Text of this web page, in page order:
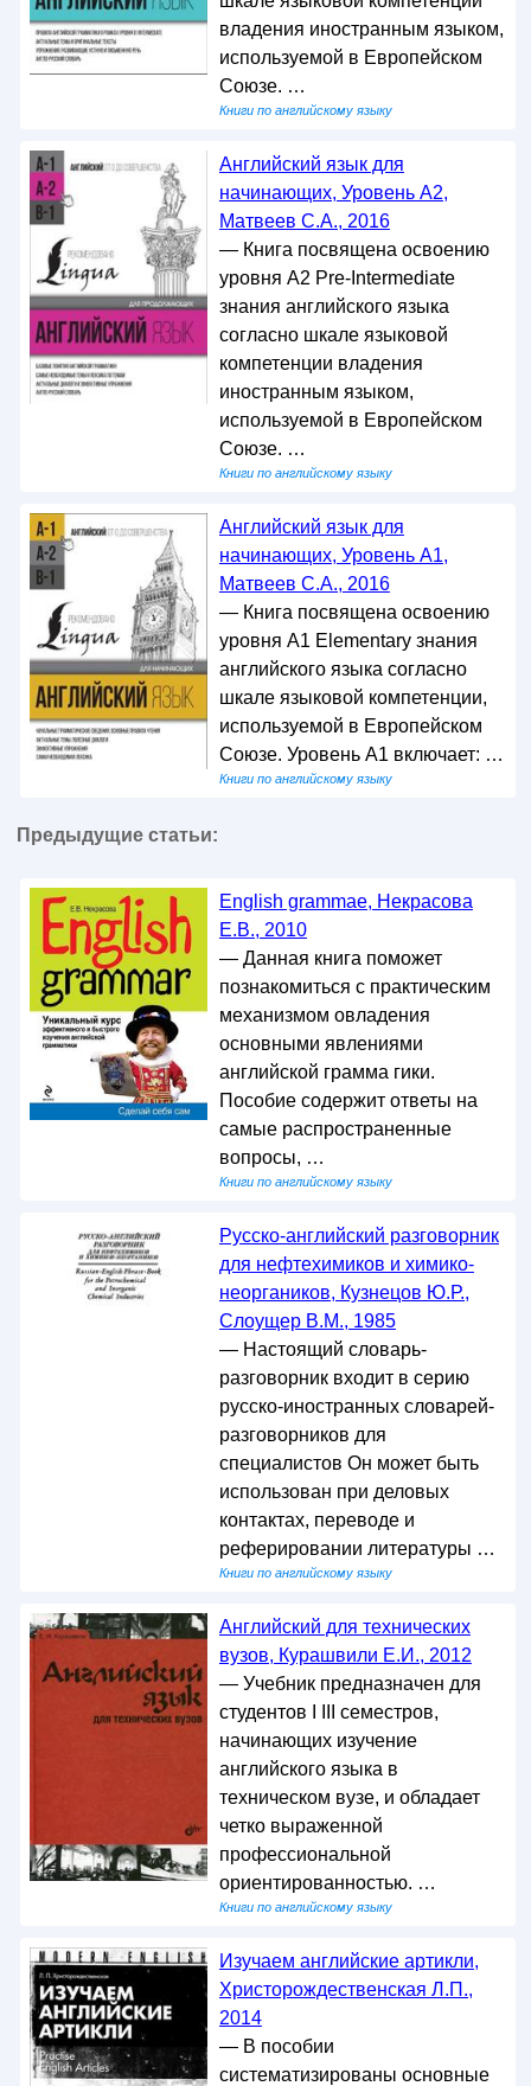
владения иностранным языком,
используемой в Европейском
Союзе. …
Книги по английскому языку
Английский язык для
начинающих, Уровень А2,
Матвеев С.А., 2016
— Книга посвящена освоению
уровня А2 Pre-Intermediate
знания английского языка
согласно шкале языковой
компетенции владения
иностранным языком,
используемой в Европейском
Союзе. …
Книги по английскому языку
Английский язык для
начинающих, Уровень А1,
Матвеев С.А., 2016
— Книга посвящена освоению
уровня А1 Elementary знания
английского языка согласно
шкале языковой компетенции,
используемой в Европейском
Союзе. Уровень А1 включает: …
Книги по английскому языку
Предыдущие статьи:
English grammae, Некрасова
Е.В., 2010
— Данная книга поможет
познакомиться с практическим
механизмом овладения
основными явлениями
английской грамма гики.
Пособие содержит ответы на
самые распространенные
вопросы, …
Книги по английскому языку
Русско-английский разговорник
для нефтехимиков и химико-
неоргаников, Кузнецов Ю.Р.,
Слоущер В.М., 1985
— Настоящий словарь-
разговорник входит в серию
русско-иностранных словарей-
разговорников для
специалистов Он может быть
использован при деловых
контактах, переводе и
реферировании литературы …
Книги по английскому языку
Английский для технических
вузов, Курашвили Е.И., 2012
— Учебник предназначен для
студентов I III семестров,
начинающих изучение
английского языка в
техническом вузе, и обладает
четко выраженной
профессиональной
ориентированностью. …
Книги по английскому языку
Изучаем английские артикли,
Христорождественская Л.П.,
2014
— В пособии
систематизированы основные